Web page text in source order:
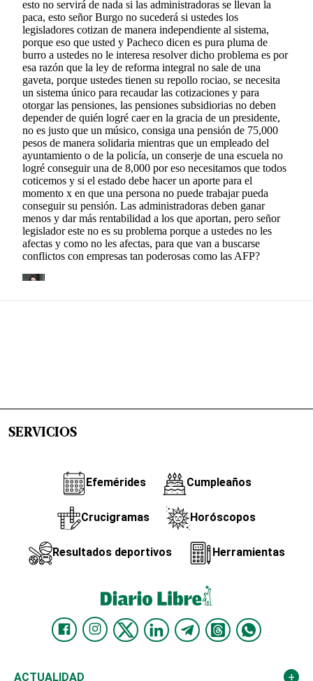
SERVICIOS
Efemérides Cumpleaños
Crucigramas Horóscopos
Resultados deportivos Herramientas
ACTUALIDAD